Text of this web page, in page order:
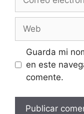
Web
Guarda mi
en este
comente.